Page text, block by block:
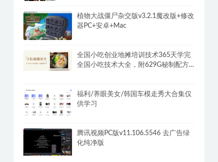
植物大战僵尸杂交版v3.2.1魔改版+修改
器PC+安卓+Mac
全国小吃创业地摊培训技术365天学完
全国小吃技术大全，附629G秘制配方
福利/养眼美女/韩国车模走秀大合集仅
供学习
腾讯视频PC版v11.106.5546 去广告绿
化纯净版